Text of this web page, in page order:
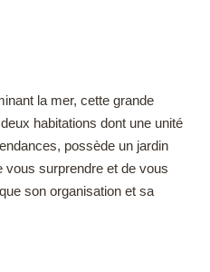
la mer, cette grande
habitations dont une unité
possède un jardin
vous surprendre et de vous
son organisation et sa